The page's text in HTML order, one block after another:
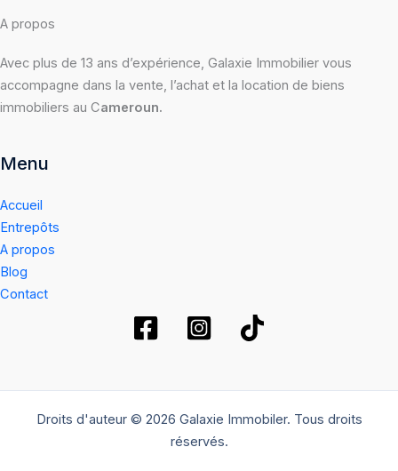
A propos
Avec plus de 13 ans d’expérience, Galaxie Immobilier vous
accompagne dans la vente, l’achat et la location de biens
immobiliers au Cameroun.
Menu
Accueil
Entrepôts
A propos
Blog
Contact
Droits d'auteur © 2026 Galaxie Immobiler. Tous droits
réservés.